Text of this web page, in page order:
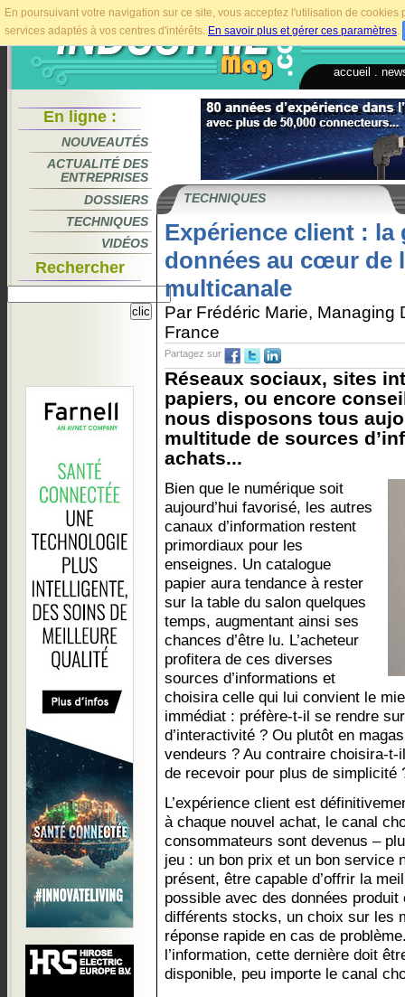
En poursuivant votre navigation sur ce site, vous acceptez l'utilisation de
services adaptés à vos centres d'intérêts. En savoir plus et gérer ces paramètres.
accueil
En ligne :
NOUVEAUTÉS
ACTUALITÉ DES
ENTREPRISES
DOSSIERS
TECHNIQUES
VIDÉOS
Rechercher
TECHNIQUES
Expérience client : la
données au cœur de
multicanale
Par Frédéric Marie, Managing
France
Partagez sur
Réseaux sociaux, sites
papiers, ou encore
nous disposons tous
multitude de sources
achats...
Bien que le numérique soit
aujourd’hui favorisé, les autres
canaux d’information restent
primordiaux pour les
enseignes. Un catalogue
papier aura tendance à rester
sur la table du salon quelques
temps, augmentant ainsi ses
chances d’être lu. L’acheteur
profitera de ces diverses
sources d’informations et
choisira celle qui lui convient le
immédiat : préfère-t-il se rendre
d’interactivité ? Ou plutôt en
vendeurs ? Au contraire choisira-t-
de recevoir pour plus de simplicité
L’expérience client est
à chaque nouvel achat, le canal
consommateurs sont devenus –
jeu : un bon prix et un bon service
présent, être capable d’offrir la
possible avec des données
différents stocks, un choix sur les
réponse rapide en cas de
l’information, cette dernière doit
disponible, peu importe le canal